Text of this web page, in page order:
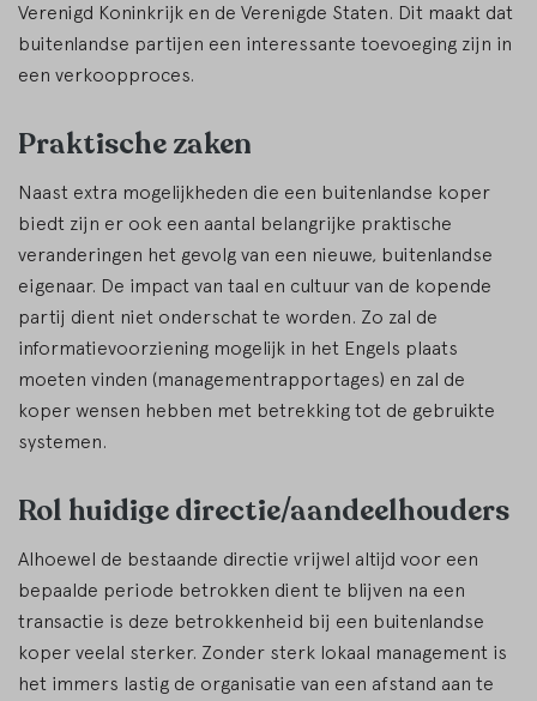
Verenigd Koninkrijk en de Verenigde Staten. Dit maakt dat
buitenlandse partijen een interessante toevoeging zijn in
een verkoopproces.
Praktische zaken
Naast extra mogelijkheden die een buitenlandse koper
biedt zijn er ook een aantal belangrijke praktische
veranderingen het gevolg van een nieuwe, buitenlandse
eigenaar. De impact van taal en cultuur van de kopende
partij dient niet onderschat te worden. Zo zal de
informatievoorziening mogelijk in het Engels plaats
moeten vinden (managementrapportages) en zal de
koper wensen hebben met betrekking tot de gebruikte
systemen.
Rol huidige directie/aandeelhouders
Alhoewel de bestaande directie vrijwel altijd voor een
bepaalde periode betrokken dient te blijven na een
transactie is deze betrokkenheid bij een buitenlandse
koper veelal sterker. Zonder sterk lokaal management is
het immers lastig de organisatie van een afstand aan te